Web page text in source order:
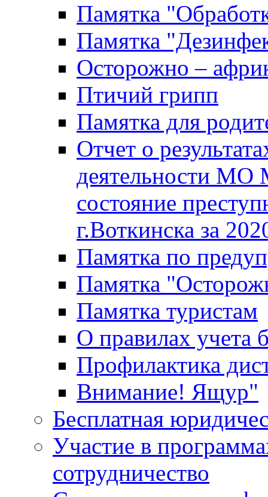
Памятка
Памятка
Осторожно –
Птичий грипп
Памятка для
Отчет о
деятельности МО
состояние
г.Воткинска за
Памятка по
Памятка
Памятка туристам
О правилах учета
Профилактика
Внимание! Ящур"
Бесплатная
Участие в
сотрудничество